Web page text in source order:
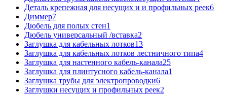
Деталь крепежная для несущих и и профильных реек6
Диммер7
Дюбель для полых стен1
Дюбель универсальный /вставка2
Заглушка для кабельных лотков13
Заглушка для кабельных лотков лестничного типа4
Заглушка для настенного кабель-канала25
Заглушка для плинтусного кабель-канала1
Заглушка трубы для электропроводки6
Заглушки несущих и профильных реек2